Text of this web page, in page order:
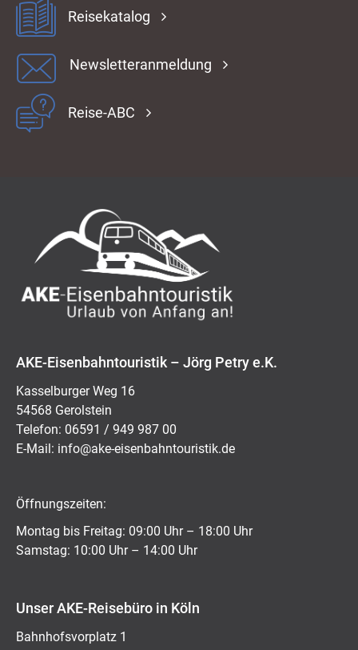
Reisekatalog
Newsletteranmeldung
Reise-ABC
AKE-Eisenbahntouristik – Jörg Petry e.K.
Kasselburger Weg 16
54568 Gerolstein
Telefon: 06591 / 949 987 00
E-Mail: ed.kitsiruotnhabnesie-eka@ofni
Öffnungszeiten:
Montag bis Freitag: 09:00 Uhr – 18:00 Uhr
Samstag: 10:00 Uhr – 14:00 Uhr
Unser AKE-Reisebüro in Köln
Bahnhofsvorplatz 1